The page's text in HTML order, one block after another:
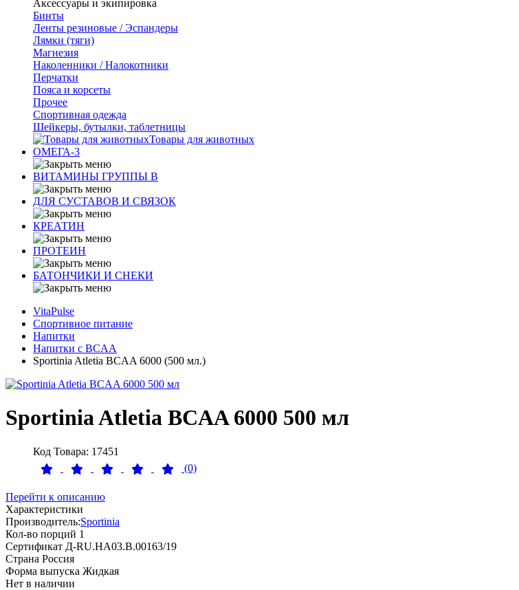
Аксессуары и экипировка
Бинты
Ленты резиновые / Эспандеры
Лямки (тяги)
Магнезия
Наколенники / Налокотники
Перчатки
Пояса и корсеты
Прочее
Спортивная одежда
Шейкеры, бутылки, таблетницы
Товары для животных
ОМЕГА-3
ВИТАМИНЫ ГРУППЫ В
ДЛЯ СУСТАВОВ И СВЯЗОК
КРЕАТИН
ПРОТЕИН
БАТОНЧИКИ И СНЕКИ
VitaPulse
Спортивное питание
Напитки
Напитки с BCAA
Sportinia Atletia BCAA 6000 (500 мл.)
Sportinia Atletia BCAA 6000 500 мл
Код Товара: 17451
(0)
Перейти к описанию
Характеристики
Производитель:Sportinia
Кол-во порций 1
Сертификат Д-RU.НА03.В.00163/19
Страна Россия
Форма выпуска Жидкая
Нет в наличии